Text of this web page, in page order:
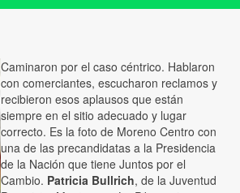
Caminaron por el caso céntrico. Hablaron
con comerciantes, escucharon reclamos y
recibieron esos aplausos que están
siempre en el sitio adecuado y lugar
correcto. Es la foto de Moreno Centro con
una de las precandidatas a la Presidencia
de la Nación que tiene Juntos por el
Cambio. Patricia Bullrich, de la Juventud